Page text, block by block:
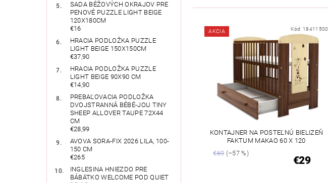
SADA BÉŽOVÝCH OKRAJOV PRE
PENOVÉ PUZZLE LIGHT BEIGE
120X180CM
€16
HRACIA PODLOŽKA PUZZLE
LIGHT BEIGE 150X150CM
€37,90
HRACIA PODLOŽKA PUZZLE
LIGHT BEIGE 90X90 CM
€14,90
PREBAĽOVACIA PODLOŽKA
DVOJSTRANNÁ BÉBÉ-JOU TINY
SHEEP ALLOVER TAUPE 72X44
CM
€28,99
AVOVA SORA-FIX 2026 LILA, 100-
150 CM
€265
INGLESINA HNIEZDO PRE
BÁBÄTKO WELCOME POD QUIET
AKCIA Kód: 18411500
KONTAJNER NA POSTEĽNÚ BIELIZEŇ
FAKTUM MAKAO 60 X 120
€69(–57 %)
€29